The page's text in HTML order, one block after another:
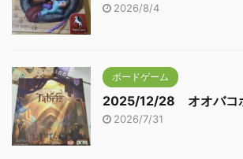
2026/8/4
ボードゲーム
2025/12/28 オオバコ
2026/7/31